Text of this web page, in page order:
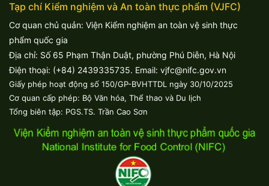
Tạp chí Kiểm nghiệm và An toàn thực phẩm (VJFC)
Cơ quan chủ quản: Viện Kiểm nghiệm an toàn vệ sinh thực
phẩm quốc gia
Địa chỉ: Số 65 Phạm Thận Duật, phường Phú Diễn, Hà Nội
Điện thoại: (+84) 2439335735. Email: vjfc@nifc.gov.vn
Giấy phép hoạt động số 150/GP-BVHTTDL ngày 30/10/2025
Cơ quan cấp phép: Bộ Văn hóa, Thể thao và Du lịch
Tổng biên tập: PGS.TS. Trần Cao Sơn